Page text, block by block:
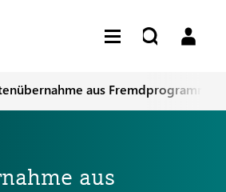
aus Fremdprogrammen
aus